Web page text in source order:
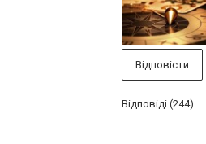
Відповісти
Відповіді (244)